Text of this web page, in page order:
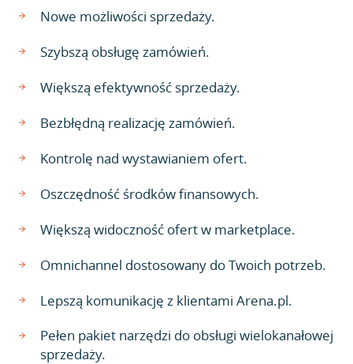
Nowe możliwości sprzedaży.
Szybszą obsługę zamówień.
Większą efektywność sprzedaży.
Bezbłędną realizację zamówień.
Kontrolę nad wystawianiem ofert.
Oszczędność środków finansowych.
Większą widoczność ofert w marketplace.
Omnichannel dostosowany do Twoich potrzeb.
Lepszą komunikację z klientami Arena.pl.
Pełen pakiet narzędzi do obsługi wielokanałowej
sprzedaży.